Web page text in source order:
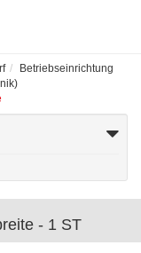
Betriebseinrichtung
- 1 ST